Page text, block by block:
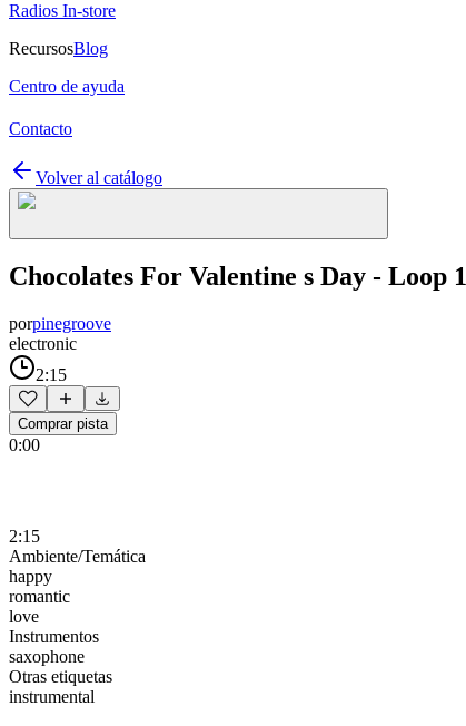
Radios In-store
RecursosBlog
Centro de ayuda
Contacto
Volver al catálogo
Chocolates For Valentine s Day - Loop 1
porpinegroove
electronic
2:15
Comprar pista
0:00
2:15
Ambiente/Temática
happy
romantic
love
Instrumentos
saxophone
Otras etiquetas
instrumental